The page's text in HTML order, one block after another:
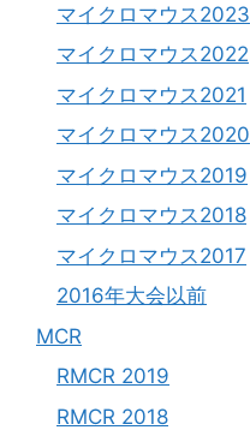
マイクロマウス2023
マイクロマウス2022
マイクロマウス2021
マイクロマウス2020
マイクロマウス2019
マイクロマウス2018
マイクロマウス2017
2016年大会以前
MCR
RMCR 2019
RMCR 2018